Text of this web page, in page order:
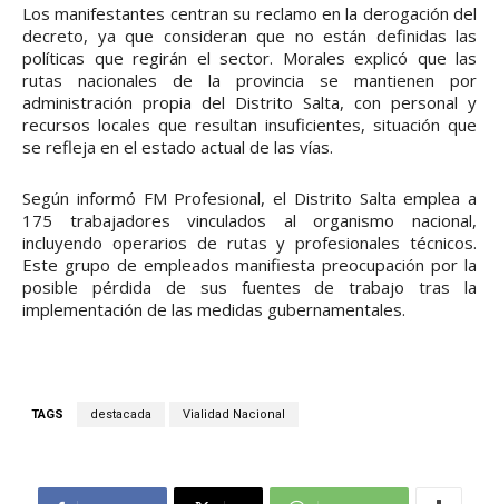
Los manifestantes centran su reclamo en la derogación del
decreto, ya que consideran que no están definidas las
políticas que regirán el sector. Morales explicó que las
rutas nacionales de la provincia se mantienen por
administración propia del Distrito Salta, con personal y
recursos locales que resultan insuficientes, situación que
se refleja en el estado actual de las vías.
Según informó FM Profesional, el Distrito Salta emplea a
175 trabajadores vinculados al organismo nacional,
incluyendo operarios de rutas y profesionales técnicos.
Este grupo de empleados manifiesta preocupación por la
posible pérdida de sus fuentes de trabajo tras la
implementación de las medidas gubernamentales.
TAGS destacada Vialidad Nacional